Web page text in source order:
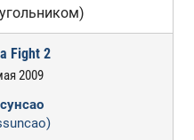
Fight 2
2009